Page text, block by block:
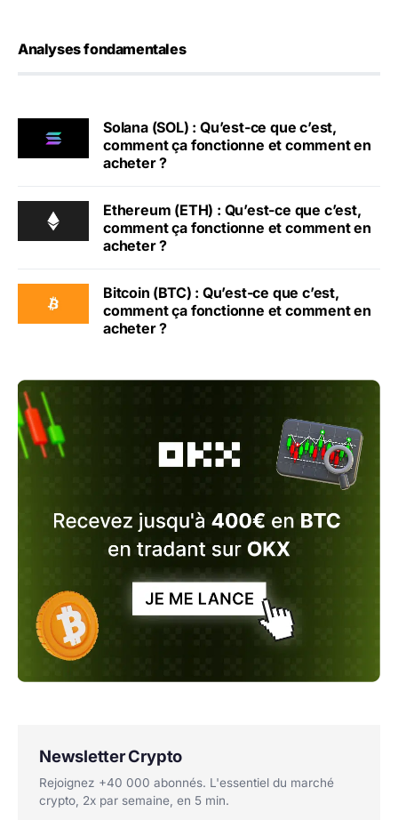
Analyses fondamentales
Solana (SOL) : Qu’est-ce que c’est,
comment ça fonctionne et comment en
acheter ?
Ethereum (ETH) : Qu’est-ce que c’est,
comment ça fonctionne et comment en
acheter ?
Bitcoin (BTC) : Qu’est-ce que c’est,
comment ça fonctionne et comment en
acheter ?
Newsletter Crypto
Rejoignez +40 000 abonnés. L'essentiel du marché
crypto, 2x par semaine, en 5 min.